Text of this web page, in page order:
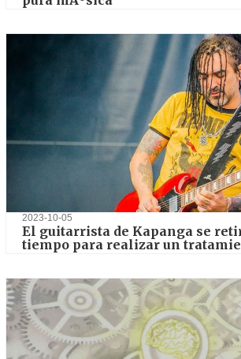
2023-10-05
El guitarrista de Kapanga se
tiempo para realizar un